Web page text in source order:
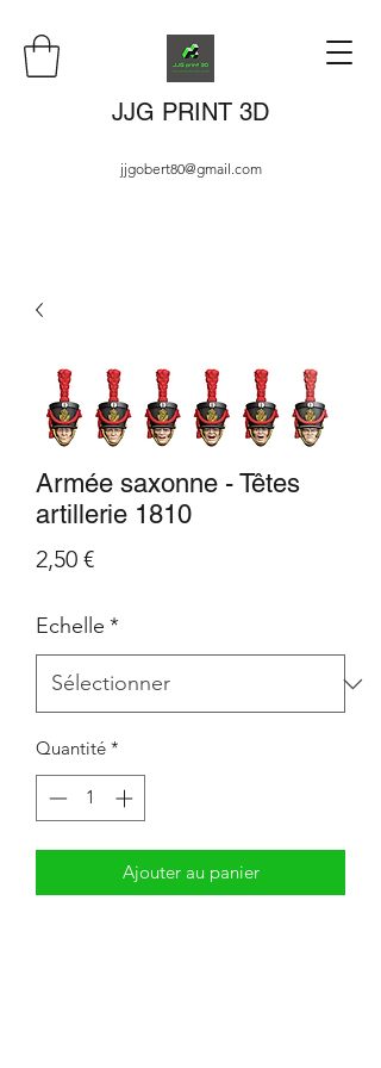
JJG PRINT 3D
jjgobert80@gmail.com
Armée saxonne - Têtes
artillerie 1810
2,50 €Prix
Echelle *
Quantité *
Ajouter au panier